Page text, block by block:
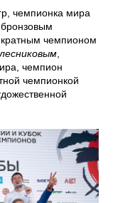
чемпионка мира
чемпионом
чемпион
чемпионкой